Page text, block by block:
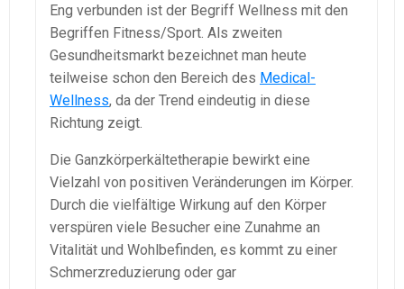
Eng verbunden ist der Begriff Wellness mit den
Begriffen Fitness/Sport. Als zweiten
Gesundheitsmarkt bezeichnet man heute
teilweise schon den Bereich des Medical-
Wellness, da der Trend eindeutig in diese
Richtung zeigt.
Die Ganzkörperkältetherapie bewirkt eine
Vielzahl von positiven Veränderungen im Körper.
Durch die vielfältige Wirkung auf den Körper
verspüren viele Besucher eine Zunahme an
Vitalität und Wohlbefinden, es kommt zu einer
Schmerzreduzierung oder gar